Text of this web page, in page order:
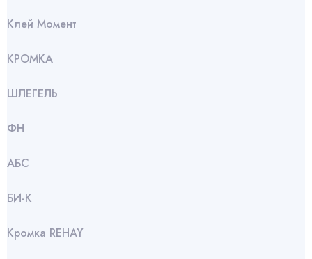
Клей Момент
КРОМКА
ШЛЕГЕЛЬ
ФН
АБС
БИ-К
Кромка REHAY